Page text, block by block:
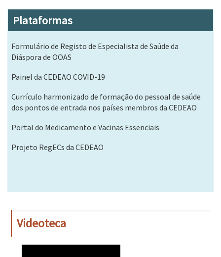
Plataformas
Formulário de Registo de Especialista de Saúde da
Diáspora de OOAS
Painel da CEDEAO COVID-19
Currículo harmonizado de formação do pessoal de saúde
dos pontos de entrada nos países membros da CEDEAO
Portal do Medicamento e Vacinas Essenciais
Projeto RegECs da CEDEAO
Videoteca